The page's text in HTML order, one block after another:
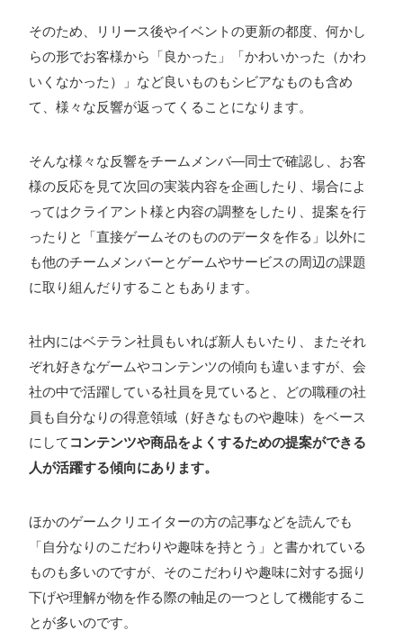
そのため、リリース後やイベントの更新の都度、何かし
らの形でお客様から「良かった」「かわいかった（かわ
いくなかった）」など良いものもシビアなものも含め
て、様々な反響が返ってくることになります。
そんな様々な反響をチームメンバ―同士で確認し、お客
様の反応を見て次回の実装内容を企画したり、場合によ
ってはクライアント様と内容の調整をしたり、提案を行
ったりと「直接ゲームそのもののデータを作る」以外に
も他のチームメンバーとゲームやサービスの周辺の課題
に取り組んだりすることもあります。
社内にはベテラン社員もいれば新人もいたり、またそれ
ぞれ好きなゲームやコンテンツの傾向も違いますが、会
社の中で活躍している社員を見ていると、どの職種の社
員も自分なりの得意領域（好きなものや趣味）をベース
にして コンテンツや商品をよくするための提案ができる
人が活躍する傾向にあります。
ほかのゲームクリエイターの方の記事などを読んでも
「自分なりのこだわりや趣味を持とう」と書かれている
ものも多いのですが、そのこだわりや趣味に対する掘り
下げや理解が物を作る際の軸足の一つとして機能するこ
とが多いのです。